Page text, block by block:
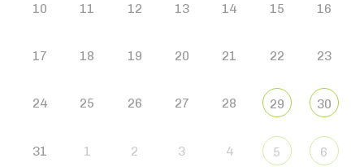
10 11 12 13 14 15 16
17 18 19 20 21 22 23
24 25 26 27 28 29 30
31 1 2 3 4 5 6